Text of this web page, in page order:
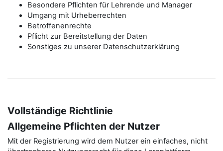
Besondere Pflichten für Lehrende und Manager
Umgang mit Urheberrechten
Betroffenenrechte
Pflicht zur Bereitstellung der Daten
Sonstiges zu unserer Datenschutzerklärung
Vollständige Richtlinie
Allgemeine Pflichten der Nutzer
Mit der Registrierung wird dem Nutzer ein einfaches, nicht